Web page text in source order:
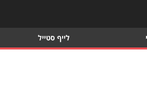
לייף סטייל